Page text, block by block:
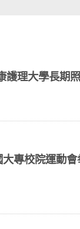
理大學長期
專校院運動